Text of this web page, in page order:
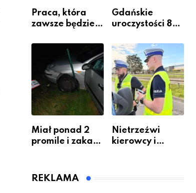
Praca, która
zawsze będzie
krawiectwo
zawodem
przyszłości i
gdzie się go
nauczyć?
Gdańskie
uroczystości 82.
wybuchu
Powstania
Warszawskiego
Miał ponad 2
promile i zakaz
kierownicę w
Nietrzeźwi
kierowcy i
REKLAMA